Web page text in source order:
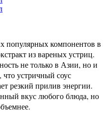
популярных компонентов в
из вареных устриц.
не только в Азии, но и
что устричный соус
резкий прилив энергии.
вкус любого блюда, но